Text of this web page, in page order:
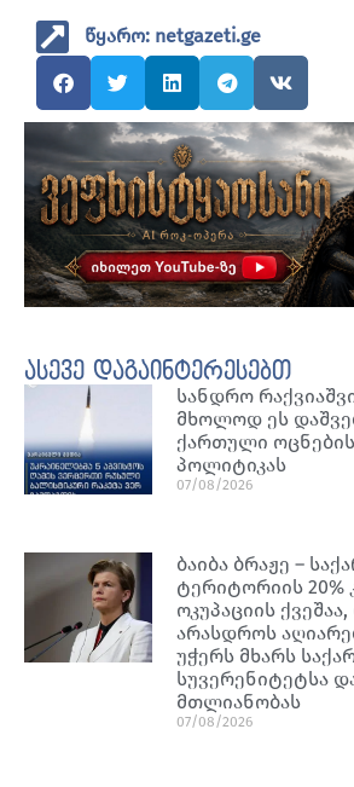
წყარო: netgazeti.ge
ასევე დაგაინტერესებთ
სანდრო
მხოლოდ ეს
ქართული
პოლიტიკას
07/08/2026
ბაიბა ბრაჟე –
ტერიტორიის 20%
ოკუპაციის
არასდროს
უჭერს მხარს
სუვერენიტეტსა
მთლიანობას
07/08/2026